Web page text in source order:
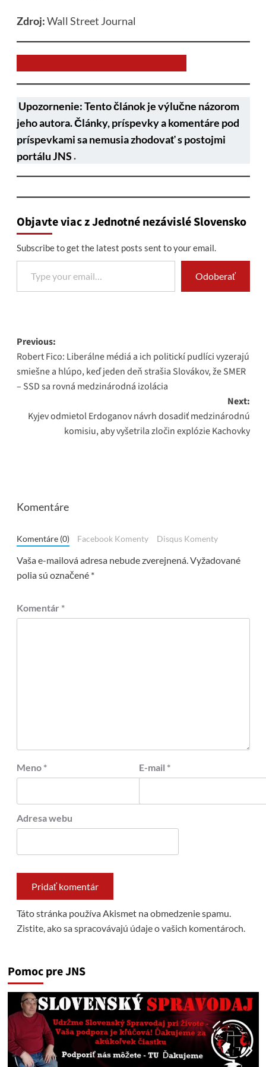
Zdroj:Wall Street Journal
Upozornenie: Tento článok je výlučne názorom
jeho autora. Články, príspevky a komentáre pod
príspevkami sa nemusia zhodovať s postojmi
portálu JNS.
Objavte viac z Jednotné nezávislé Slovensko
Subscribe to get the latest posts sent to your email.
Type your email…
Odoberať
Post
navigation
Previous:
Robert Fico: Liberálne médiá a ich politickí pudlíci vyzerajú
smiešne a hlúpo, keď jeden deň strašia Slovákov, že SMER
– SSD sa rovná medzinárodná izolácia
Next:
Kyjev odmietol Erdoganov návrh dosadiť medzinárodnú
komisiu, aby vyšetrila zločin explózie Kachovky
Komentáre
Komentáre (0) Facebook Komenty Disqus Komenty
Vaša e-mailová adresa nebude zverejnená.Vyžadované
polia sú označené *
Komentár *
Meno * E-mail *
Adresa webu
Táto stránka používa Akismet na obmedzenie spamu.
Zistite, ako sa spracovávajú údaje o vašich komentároch.
Pomoc pre JNS